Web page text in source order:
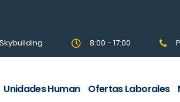
8:00 - 17:00
Unidades Human Ofertas Laborales